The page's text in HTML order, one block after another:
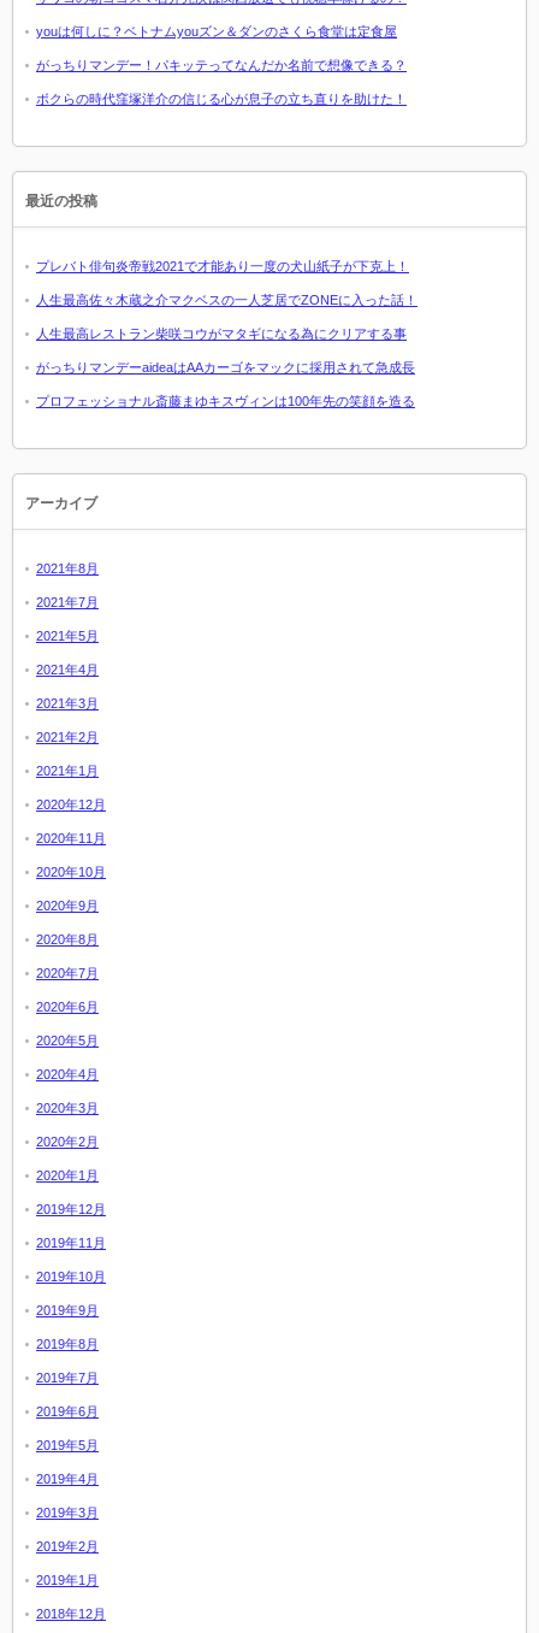
youは何しに？ベトナムyouズン＆ダンのさくら食堂は定食屋
がっちりマンデー！パキッテってなんだか名前で想像できる？
ボクらの時代窪塚洋介の信じる心が息子の立ち直りを助けた！
最近の投稿
プレバト俳句炎帝戦2021で才能あり一度の犬山紙子が下克上！
人生最高佐々木蔵之介マクベスの一人芝居でZONEに入った話！
人生最高レストラン柴咲コウがマタギになる為にクリアする事
がっちりマンデーaideaはAAカーゴをマックに採用されて急成長
プロフェッショナル斎藤まゆキスヴィンは100年先の笑顔を造る
アーカイブ
2021年8月
2021年7月
2021年5月
2021年4月
2021年3月
2021年2月
2021年1月
2020年12月
2020年11月
2020年10月
2020年9月
2020年8月
2020年7月
2020年6月
2020年5月
2020年4月
2020年3月
2020年2月
2020年1月
2019年12月
2019年11月
2019年10月
2019年9月
2019年8月
2019年7月
2019年6月
2019年5月
2019年4月
2019年3月
2019年2月
2019年1月
2018年12月